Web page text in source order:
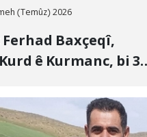
(Temûz) 2026
Baxçeqî,
ê Kurmanc, bi 3